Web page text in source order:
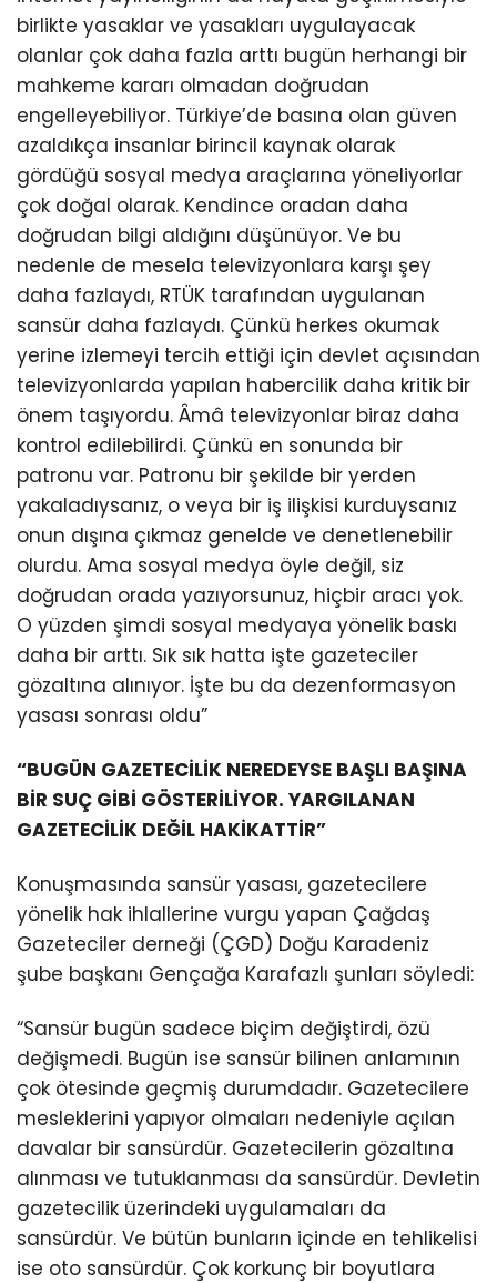
birlikte yasaklar ve yasakları uygulayacak
olanlar çok daha fazla arttı bugün herhangi bir
mahkeme kararı olmadan doğrudan
engelleyebiliyor. Türkiye’de basına olan güven
azaldıkça insanlar birincil kaynak olarak
gördüğü sosyal medya araçlarına yöneliyorlar
çok doğal olarak. Kendince oradan daha
doğrudan bilgi aldığını düşünüyor. Ve bu
nedenle de mesela televizyonlara karşı şey
daha fazlaydı, RTÜK tarafından uygulanan
sansür daha fazlaydı. Çünkü herkes okumak
yerine izlemeyi tercih ettiği için devlet açısından
televizyonlarda yapılan habercilik daha kritik bir
önem taşıyordu. Âmâ televizyonlar biraz daha
kontrol edilebilirdi. Çünkü en sonunda bir
patronu var. Patronu bir şekilde bir yerden
yakaladıysanız, o veya bir iş ilişkisi kurduysanız
onun dışına çıkmaz genelde ve denetlenebilir
olurdu. Ama sosyal medya öyle değil, siz
doğrudan orada yazıyorsunuz, hiçbir aracı yok.
O yüzden şimdi sosyal medyaya yönelik baskı
daha bir arttı. Sık sık hatta işte gazeteciler
gözaltına alınıyor. İşte bu da dezenformasyon
yasası sonrası oldu”
“BUGÜN GAZETECİLİK NEREDEYSE BAŞLI BAŞINA
BİR SUÇ GİBİ GÖSTERİLİYOR. YARGILANAN
GAZETECİLİK DEĞİL HAKİKATTİR”
Konuşmasında sansür yasası, gazetecilere
yönelik hak ihlallerine vurgu yapan Çağdaş
Gazeteciler derneği (ÇGD) Doğu Karadeniz
şube başkanı Gençağa Karafazlı şunları söyledi:
“Sansür bugün sadece biçim değiştirdi, özü
değişmedi. Bugün ise sansür bilinen anlamının
çok ötesinde geçmiş durumdadır. Gazetecilere
mesleklerini yapıyor olmaları nedeniyle açılan
davalar bir sansürdür. Gazetecilerin gözaltına
alınması ve tutuklanması da sansürdür. Devletin
gazetecilik üzerindeki uygulamaları da
sansürdür. Ve bütün bunların içinde en tehlikelisi
ise oto sansürdür. Çok korkunç bir boyutlara